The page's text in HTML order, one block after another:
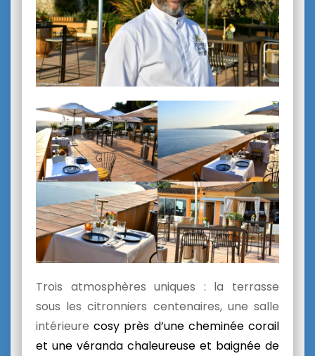
Trois atmosphères uniques : la terrasse
sous les citronniers centenaires, une salle
intérieure cosy près d’une cheminée corail
et une véranda chaleureuse et baignée de